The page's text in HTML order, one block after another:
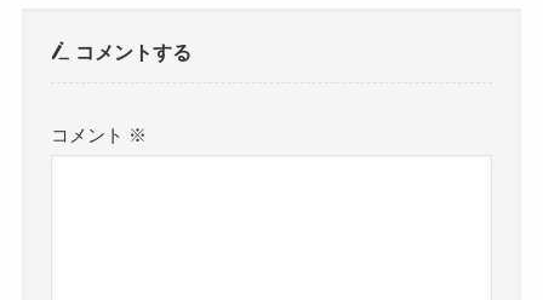
コメントする
コメント ※